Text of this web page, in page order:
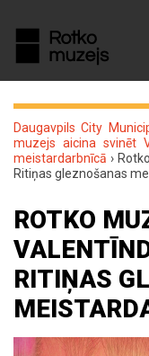
Daugavpils City
muzejs aicina svinēt
meistardarbnīcā ›
Ritiņas gleznošanas
ROTKO
RITIŅAS